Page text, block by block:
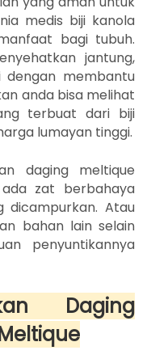
medis biji kanola
bagi tubuh.
jantung,
dengan membantu
anda bisa melihat
terbuat dari biji
lumayan tinggi.
daging meltique
zat berbahaya
dicampurkan. Atau
bahan lain selain
penyuntikannya
Daging